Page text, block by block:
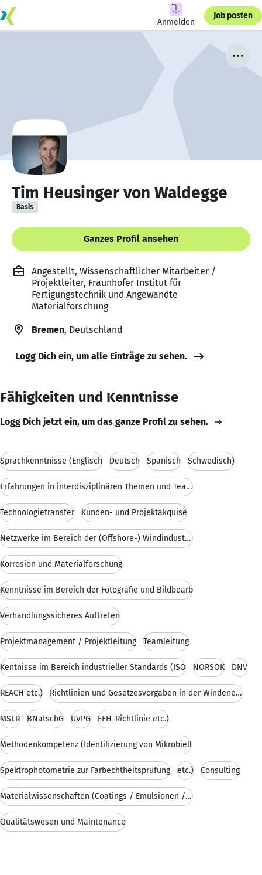
Anmelden
Job posten
Tim Heusinger von Waldegge
Basis
Ganzes Profil ansehen
Angestellt, Wissenschaftlicher Mitarbeiter /
Projektleiter, Fraunhofer Institut für
Fertigungstechnik und Angewandte
Materialforschung
Bremen, Deutschland
Logg Dich ein, um alle Einträge zu sehen.
Fähigkeiten und Kenntnisse
Logg Dich jetzt ein, um das ganze Profil zu sehen.
Sprachkenntnisse (Englisch Deutsch Spanisch Schwedisch)
Erfahrungen in interdisziplinären Themen und Teams
Technologietransfer Kunden- und Projektakquise
Netzwerke im Bereich der (Offshore-) Windindustrie
Korrosion und Materialforschung
Kenntnisse im Bereich der Fotografie und Bildbearb
Verhandlungssicheres Auftreten
Projektmanagement / Projektleitung Teamleitung
Kentnisse im Bereich industrieller Standards (ISO NORSOK DNV
REACH etc.) Richtlinien und Gesetzesvorgaben in der Windenergi
MSLR BNatschG UVPG FFH-Richtlinie etc.)
Methodenkompetenz (Identifizierung von Mikrobiell
Spektrophotometrie zur Farbechtheitsprüfung etc.) Consulting
Materialwissenschaften (Coatings / Emulsionen / De
Qualitätswesen und Maintenance